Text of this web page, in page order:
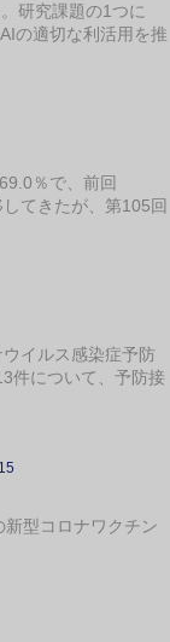
研究課題の1つに
の適切な利活用を推
％で、前回
てきたが、第105回
イルス感染症予防
件について、予防接
型コロナワクチン